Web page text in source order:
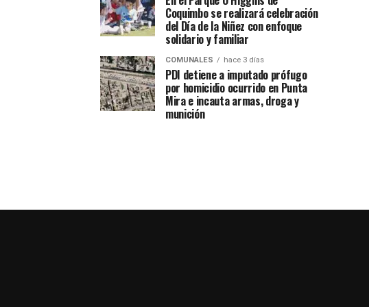
Coquimbo se realizará celebración
del Día de la Niñez con enfoque
solidario y familiar
COMUNALES hace 3 días
PDI detiene a imputado prófugo
por homicidio ocurrido en Punta
Mira e incauta armas, droga y
munición